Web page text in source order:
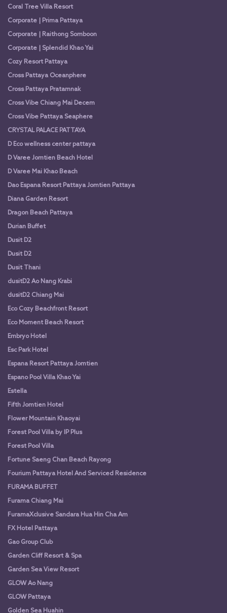
Coral Tree Villa Resort
Corporate | Prima Pattaya
Corporate | Raithong Somboon
Corporate | Splendid Khao Yai
Cozy Resort Pattaya
Cross Pattaya Oceanphere
Cross Pattaya Pratamnak
Cross Vibe Chiang Mai Decem
Cross Vibe Pattaya Seaphere
CRYSTAL PALACE PATTAYA
D Eco wellness center pattaya
D Varee Jomtien Beach Hotel
D Varee Mai Khao Beach
Dao Espana Resort Pattaya Jomtien Pattaya
Diana Garden Resort
Dragon Beach Pattaya
Durian Buffet
Dusit D2
Dusit D2
Dusit Thani
dusitD2 Ao Nang Krabi
dusitD2 Chiang Mai
Eco Cozy Beachfront Resort
Eco Moment Beach Resort
Embryo Hotel
Esc Park Hotel
Espana Resort Pattaya Jomtien
Espano Pool Villa Khao Yai
Estella
Fifth Jomtien Hotel
Flower Mountain Khaoyai
Forest Pool Villa by IP Plus
Forest Pool Villa
Fortune Saeng Chan Beach Rayong
Fourium Pattaya Hotel And Serviced Residence
FURAMA BUFFET
Furama Chiang Mai
FuramaXclusive Sandara Hua Hin Cha Am
FX Hotel Pattaya
Gao Group Club
Garden Cliff Resort & Spa
Garden Sea View Resort
GLOW Ao Nang
GLOW Pattaya
Golden Sea Huahin